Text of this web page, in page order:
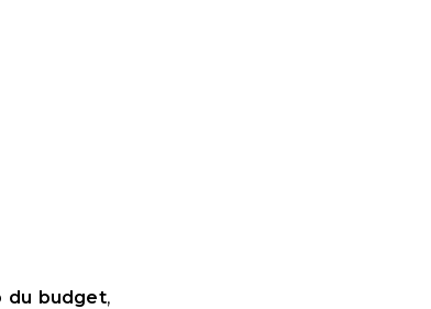
du budget,